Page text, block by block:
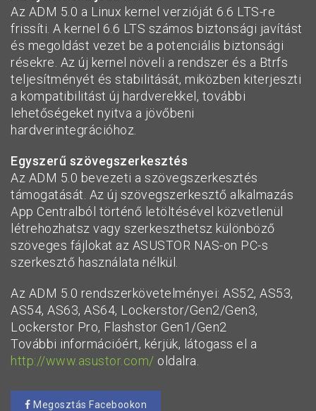
Az ADM 5.0 a Linux kernel verzióját 6.6 LTS-re
frissíti. A kernel 6.6 LTS számos biztonsági javítást
és megoldást vezet be a potenciális biztonsági
résekre. Az új kernel növeli a rendszer és a Btrfs
teljesítményét és stabilitását, miközben kiterjeszti
a kompatibilitást új hardverekkel, további
lehetőségeket nyitva a jövőbeni
hardverintegrációhoz.
Egyszerű szövegszerkesztés
Az ADM 5.0 bevezeti a szövegszerkesztés
támogatását. Az új szövegszerkesztő alkalmazás
App Centralból történő letöltésével közvetlenül
létrehozhatsz vagy szerkeszthetsz különböző
szöveges fájlokat az ASUSTOR NAS-on PC-s
szerkesztő használata nélkül.
Az ADM 5.0 rendszerkövetelményei: AS52, AS53,
AS54, AS63, AS64, Lockerstor/Gen2/Gen3,
Lockerstor Pro, Flashstor Gen1/Gen2
További információért, kérjük, látogass el a
http://www.asustor.com/ oldalra.
Megosztás Facebookon